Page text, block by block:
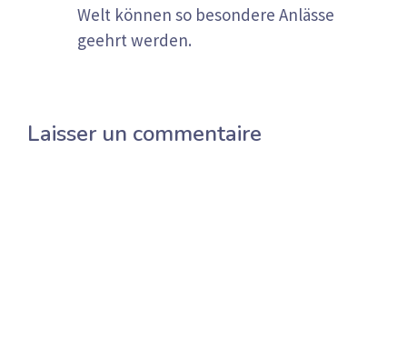
Welt können so besondere Anlässe
geehrt werden.
Laisser un commentaire